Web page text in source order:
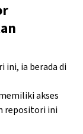
ini, ia berada di
akses
repositori ini